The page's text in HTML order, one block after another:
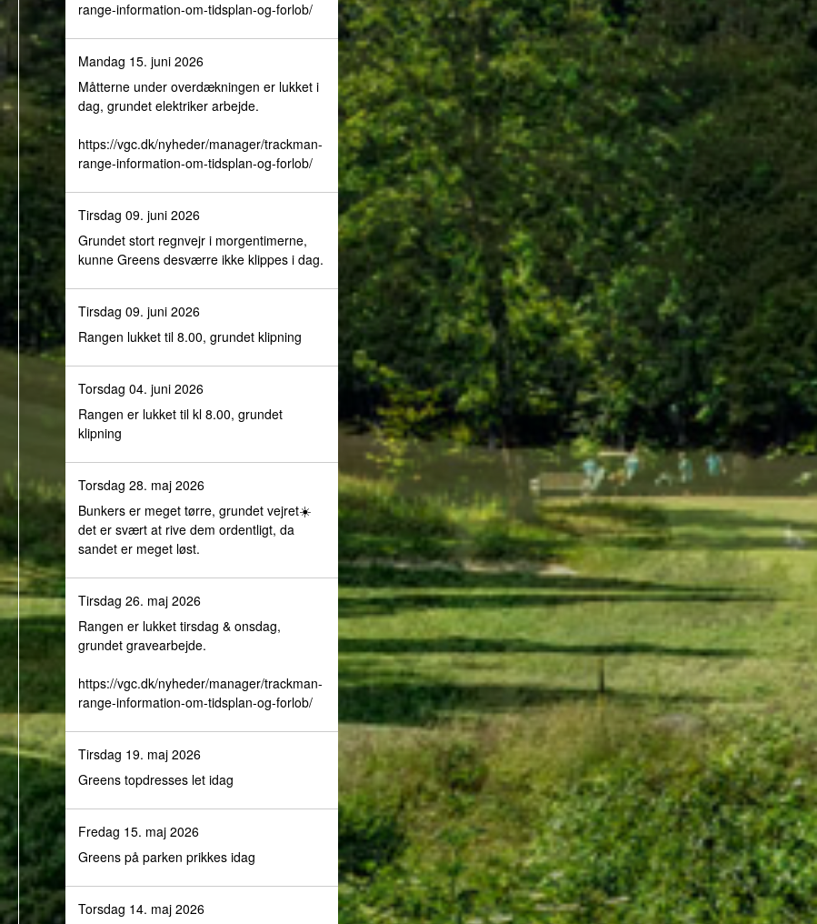
range-information-om-tidsplan-og-forlob/
Mandag 15. juni 2026
Måtterne under overdækningen er lukket i
dag, grundet elektriker arbejde.
https://vgc.dk/nyheder/manager/trackman-
range-information-om-tidsplan-og-forlob/
Tirsdag 09. juni 2026
Grundet stort regnvejr i morgentimerne,
kunne Greens desværre ikke klippes i dag.
Tirsdag 09. juni 2026
Rangen lukket til 8.00, grundet klipning
Torsdag 04. juni 2026
Rangen er lukket til kl 8.00, grundet
klipning
Torsdag 28. maj 2026
Bunkers er meget tørre, grundet vejret☀️
det er svært at rive dem ordentligt, da
sandet er meget løst.
Tirsdag 26. maj 2026
Rangen er lukket tirsdag & onsdag,
grundet gravearbejde.
https://vgc.dk/nyheder/manager/trackman-
range-information-om-tidsplan-og-forlob/
Tirsdag 19. maj 2026
Greens topdresses let idag
Fredag 15. maj 2026
Greens på parken prikkes idag
Torsdag 14. maj 2026